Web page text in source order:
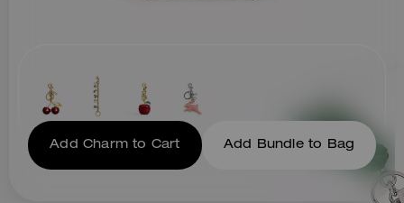
Add Charm to Cart Add Bundle to Bag